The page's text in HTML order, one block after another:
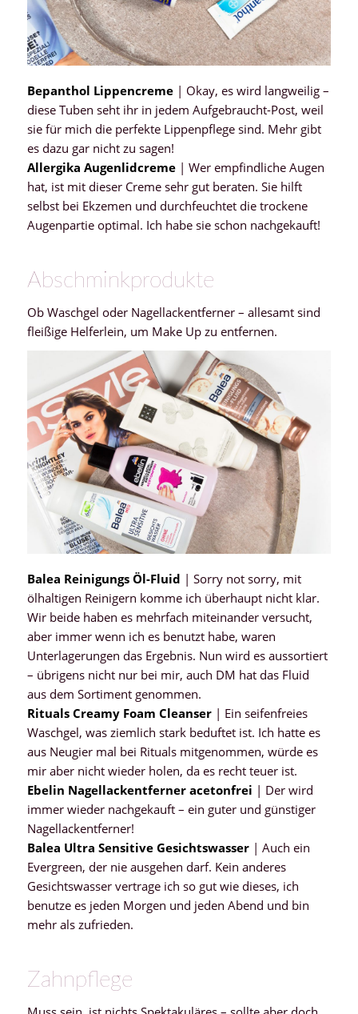
Bepanthol Lippencreme| Okay, es wird langweilig –
diese Tuben seht ihr in jedem Aufgebraucht-Post, weil
sie für mich die perfekte Lippenpflege sind. Mehr gibt
es dazu gar nicht zu sagen!
Allergika Augenlidcreme| Wer empfindliche Augen
hat, ist mit dieser Creme sehr gut beraten. Sie hilft
selbst bei Ekzemen und durchfeuchtet die trockene
Augenpartie optimal. Ich habe sie schon nachgekauft!
Abschminkprodukte
Ob Waschgel oder Nagellackentferner – allesamt sind
fleißige Helferlein, um Make Up zu entfernen.
Balea Reinigungs Öl-Fluid | Sorry not sorry, mit
ölhaltigen Reinigern komme ich überhaupt nicht klar.
Wir beide haben es mehrfach miteinander versucht,
aber immer wenn ich es benutzt habe, waren
Unterlagerungen das Ergebnis. Nun wird es aussortiert
– übrigens nicht nur bei mir, auch DM hat das Fluid
aus dem Sortiment genommen.
Rituals Creamy Foam Cleanser| Ein seifenfreies
Waschgel, was ziemlich stark beduftet ist. Ich hatte es
aus Neugier mal bei Rituals mitgenommen, würde es
mir aber nicht wieder holen, da es recht teuer ist.
Ebelin Nagellackentferner acetonfrei | Der wird
immer wieder nachgekauft – ein guter und günstiger
Nagellackentferner!
Balea Ultra Sensitive Gesichtswasser| Auch ein
Evergreen, der nie ausgehen darf. Kein anderes
Gesichtswasser vertrage ich so gut wie dieses, ich
benutze es jeden Morgen und jeden Abend und bin
mehr als zufrieden.
Zahnpflege